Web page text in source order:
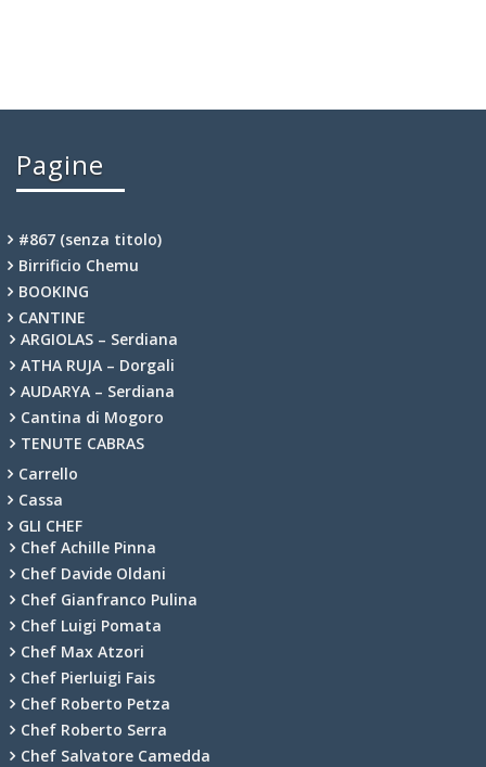
Pagine
#867 (senza titolo)
Birrificio Chemu
BOOKING
CANTINE
ARGIOLAS – Serdiana
ATHA RUJA – Dorgali
AUDARYA – Serdiana
Cantina di Mogoro
TENUTE CABRAS
Carrello
Cassa
GLI CHEF
Chef Achille Pinna
Chef Davide Oldani
Chef Gianfranco Pulina
Chef Luigi Pomata
Chef Max Atzori
Chef Pierluigi Fais
Chef Roberto Petza
Chef Roberto Serra
Chef Salvatore Camedda